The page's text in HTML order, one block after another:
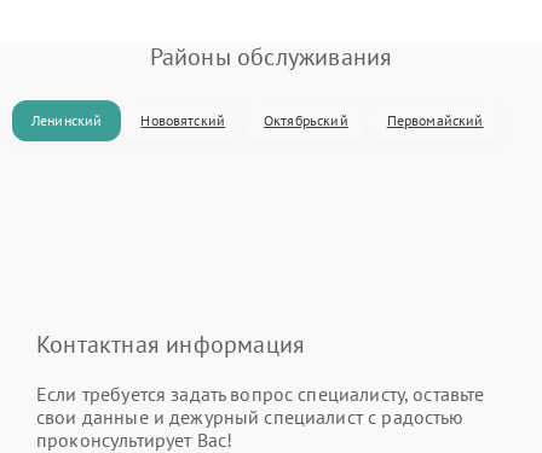
Районы обслуживания
Ленинский Нововятский Октябрьский Первомайский
Контактная информация
Если требуется задать вопрос специалисту, оставьте
свои данные и дежурный специалист с радостью
проконсультирует Вас!